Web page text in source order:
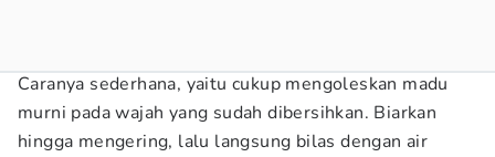
Caranya sederhana, yaitu cukup mengoleskan madu
murni pada wajah yang sudah dibersihkan. Biarkan
hingga mengering, lalu langsung bilas dengan air